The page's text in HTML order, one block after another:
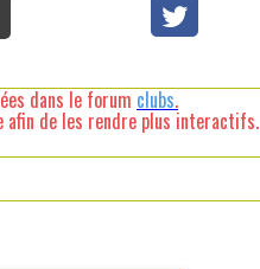
dans le forum clubs.
afin de les rendre plus interactifs.